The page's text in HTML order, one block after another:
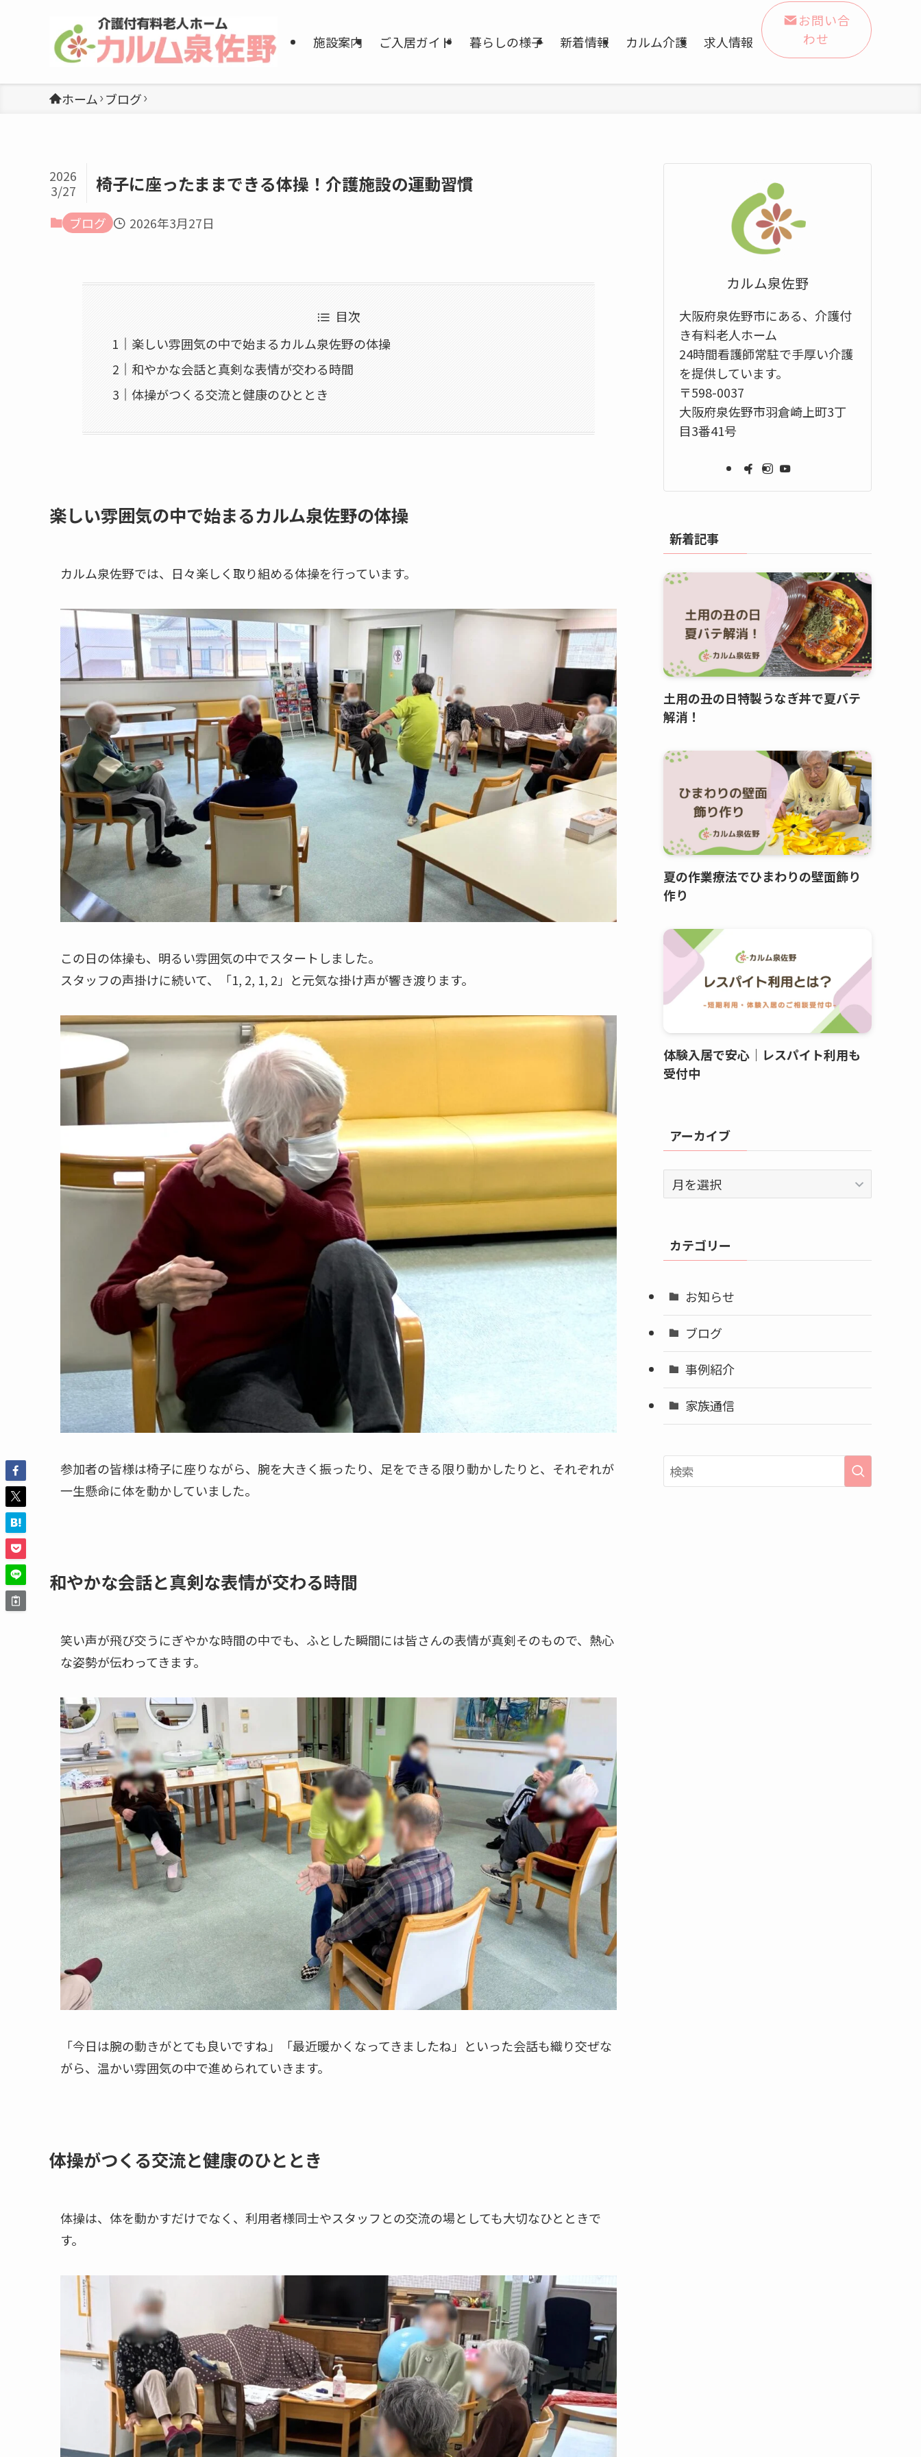
施設案内 ご入居ガイド 暮らしの様子 新着情報 カルム介護 求人情報
お問い合
わせ
ホーム ブログ
椅子に座ったままできる体操！介護施設の運動習慣
2026
3/27
ブログ
2026年3月27日
目次
楽しい雰囲気の中で始まるカルム泉佐野の体操
和やかな会話と真剣な表情が交わる時間
体操がつくる交流と健康のひととき
楽しい雰囲気の中で始まるカルム泉佐野の体操
カルム泉佐野では、日々楽しく取り組める体操を行っています。
この日の体操も、明るい雰囲気の中でスタートしました。
スタッフの声掛けに続いて、「1, 2, 1, 2」と元気な掛け声が響き渡ります。
参加者の皆様は椅子に座りながら、腕を大きく振ったり、足をできる限り動かしたりと、それぞれが
一生懸命に体を動かしていました。
和やかな会話と真剣な表情が交わる時間
笑い声が飛び交うにぎやかな時間の中でも、ふとした瞬間には皆さんの表情が真剣そのもので、熱心
な姿勢が伝わってきます。
「今日は腕の動きがとても良いですね」「最近暖かくなってきましたね」といった会話も織り交ぜな
がら、温かい雰囲気の中で進められていきます。
体操がつくる交流と健康のひととき
体操は、体を動かすだけでなく、利用者様同士やスタッフとの交流の場としても大切なひとときで
す。
カルム泉佐野
大阪府泉佐野市にある、介護付
き有料老人ホーム
24時間看護師常駐で手厚い介護
を提供しています。
〒598-0037
大阪府泉佐野市羽倉崎上町3丁
目3番41号
新着記事
土用の丑の日特製うなぎ丼で夏バテ
解消！
夏の作業療法でひまわりの壁面飾り
作り
体験入居で安心｜レスパイト利用も
受付中
アーカイブ
ア
ー
イ
ブ
カテゴリー
お知らせ
ブログ
事例紹介
家族通信